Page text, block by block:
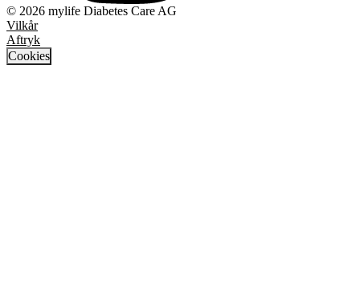
© 2026 mylife Diabetes Care AG
Vilkår
Aftryk
Cookies